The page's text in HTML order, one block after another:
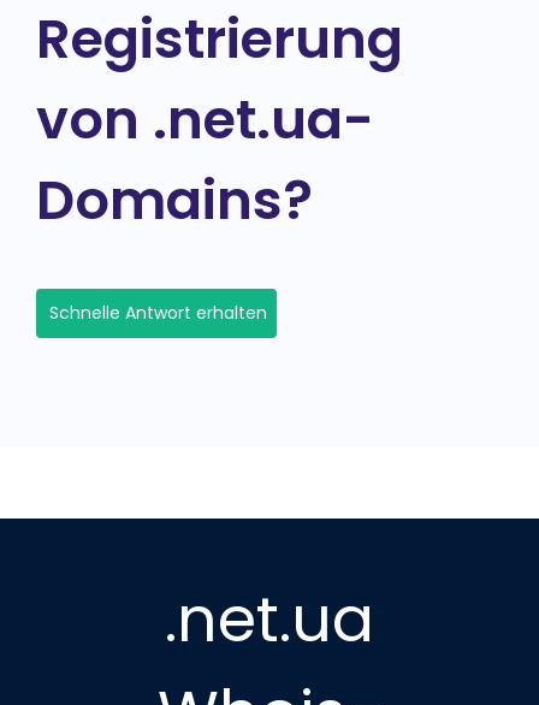
Registrierung
von .net.ua-
Domains?
Schnelle Antwort erhalten
.net.ua